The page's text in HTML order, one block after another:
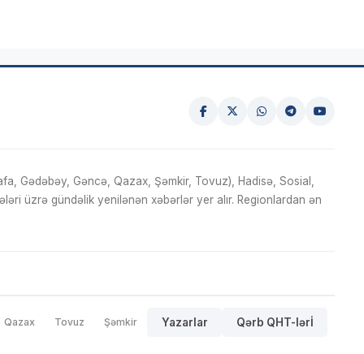
Gədəbəy, Gəncə, Qazax, Şəmkir, Tovuz), Hadisə, Sosial,
üzrə gündəlik yenilənən xəbərlər yer alır. Regionlardan ən
Qazax Tovuz Şəmkir Yazarlar Qərb QHT-lərİ